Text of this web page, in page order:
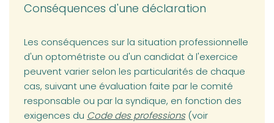
Conséquences d'une déclaration
Les conséquences sur la situation professionnelle
d'un optométriste ou d'un candidat à l'exercice
peuvent varier selon les particularités de chaque
cas, suivant une évaluation faite par le comité
responsable ou par la syndique, en fonction des
exigences du (opens in a new tab)
Code des professions(voir